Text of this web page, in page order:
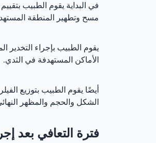
في البداية يقوم الطبيب
مسح وتطهير المنطقة
يقوم الطبيب بإجراء التخدير
الأماكن المستهدفة في الثدي.
أيضًا يقوم الطبيب بتوزيع
الشكل والحجم والمظهر
فترة التعافي بعد